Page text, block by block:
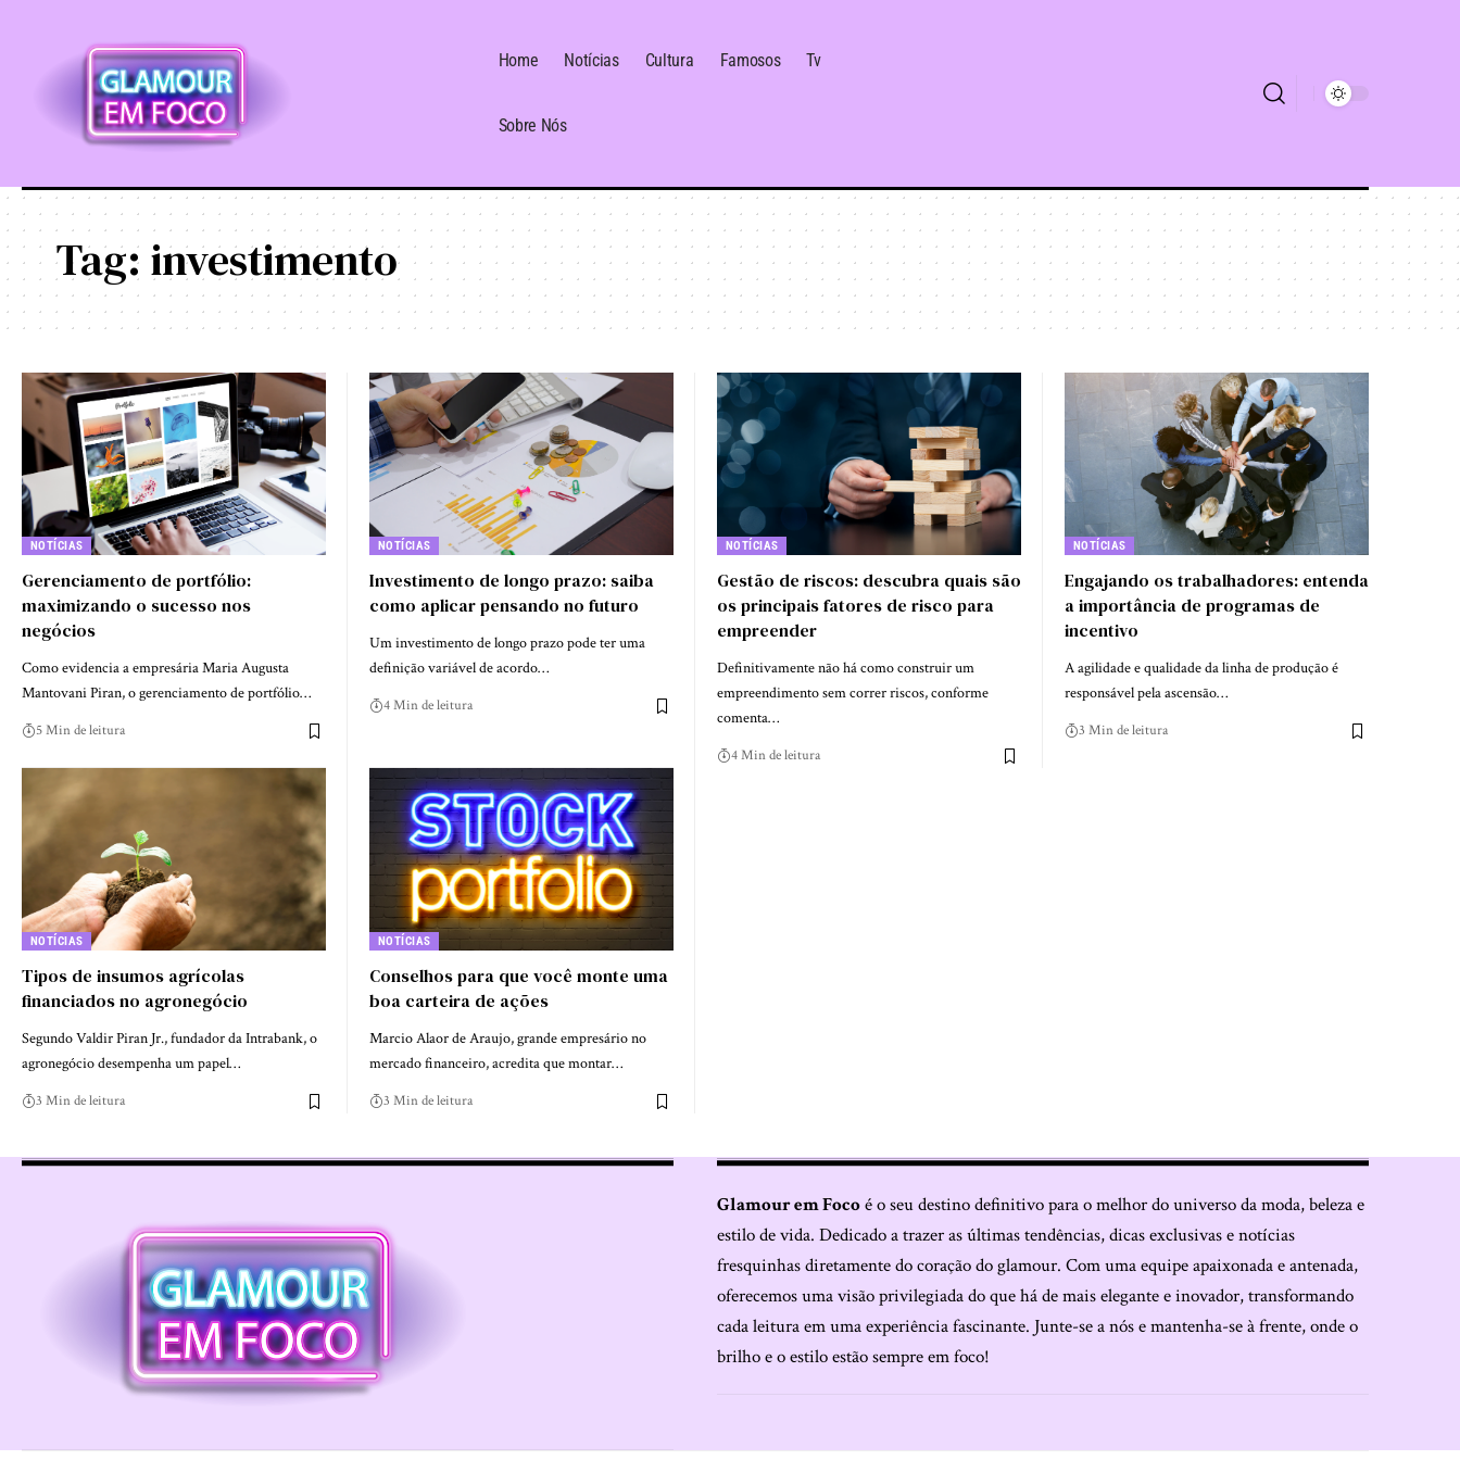
Home Notícias Cultura Famosos Tv
Sobre Nós
Tag: investimento
NOTÍCIAS
Gerenciamento de portfólio:
maximizando o sucesso nos
negócios
Como evidencia a empresária Maria Augusta
Mantovani Piran, o gerenciamento de portfólio…
5 Min de leitura
NOTÍCIAS
Investimento de longo prazo: saiba
como aplicar pensando no futuro
Um investimento de longo prazo pode ter uma
definição variável de acordo…
4 Min de leitura
NOTÍCIAS
Gestão de riscos: descubra quais são
os principais fatores de risco para
empreender
Definitivamente não há como construir um
empreendimento sem correr riscos, conforme
comenta…
4 Min de leitura
NOTÍCIAS
Engajando os trabalhadores: entenda
a importância de programas de
incentivo
A agilidade e qualidade da linha de produção é
responsável pela ascensão…
3 Min de leitura
NOTÍCIAS
Tipos de insumos agrícolas
financiados no agronegócio
Segundo Valdir Piran Jr., fundador da Intrabank, o
agronegócio desempenha um papel…
3 Min de leitura
NOTÍCIAS
Conselhos para que você monte uma
boa carteira de ações
Marcio Alaor de Araujo, grande empresário no
mercado financeiro, acredita que montar…
3 Min de leitura
Glamour em Focoé o seu destino definitivo para o melhor do universo da moda, beleza e
estilo de vida. Dedicado a trazer as últimas tendências, dicas exclusivas e notícias
fresquinhas diretamente do coração do glamour. Com uma equipe apaixonada e antenada,
oferecemos uma visão privilegiada do que há de mais elegante e inovador, transformando
cada leitura em uma experiência fascinante. Junte-se a nós e mantenha-se à frente, onde o
brilho e o estilo estão sempre em foco!